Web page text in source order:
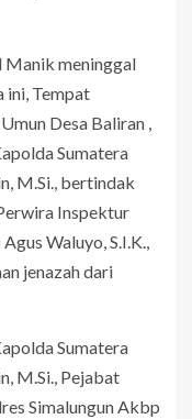
Manik meninggal
ini, Tempat
Desa Baliran ,
Sumatera
M.Si., bertindak
Inspektur
Waluyo, S.I.K.,
jenazah dari
Sumatera
M.Si., Pejabat
Simalungun Akbp